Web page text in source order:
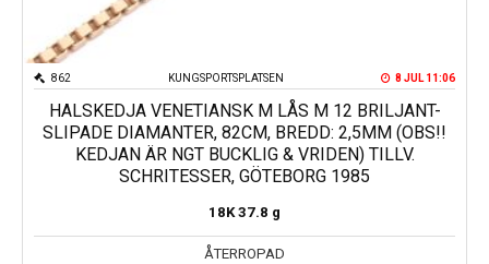
KUNGSPORTSPLATSEN
862 8 JUL 11:06
HALSKEDJA VENETIANSK M LÅS M 12 BRILJANT-
SLIPADE DIAMANTER, 82CM, BREDD: 2,5MM (OBS!!
KEDJAN ÄR NGT BUCKLIG & VRIDEN) TILLV.
SCHRITESSER, GÖTEBORG 1985
18K 37.8 g
ÅTERROPAD